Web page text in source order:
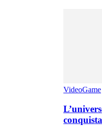
VideoGame